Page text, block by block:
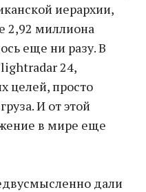
иерархии,
2,92 миллиона
еще ни разу. В
24,
целей, просто
И от этой
в мире еще
дали